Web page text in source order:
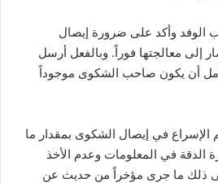
الوفد وأكد على ضرورة إيصال
إلى معالجتها فوراً. وبالفعل أرسل
أن يكون صاحب الشكوى موجوداً
الإسراع في إيصال الشكوى بمقدار ما
الدقة في المعلومات وعدم الأخذ
ذلك ما جرى مؤخراً من حديث عن